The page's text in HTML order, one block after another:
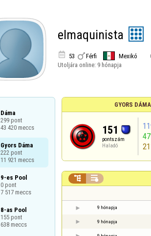
elmaquinista
 53 Férfi Mexikó
Utoljára online: 9 hónapja
Dáma
299 pont
43 420 meccs
Gyors Dáma
222 pont
11 921 meccs
9-es Pool
0 pont
7 517 meccs
8-as Pool
155 pont
638 meccs
GYORS
151
pontszám
Haladó
 
9 hónapja
9 hónapja